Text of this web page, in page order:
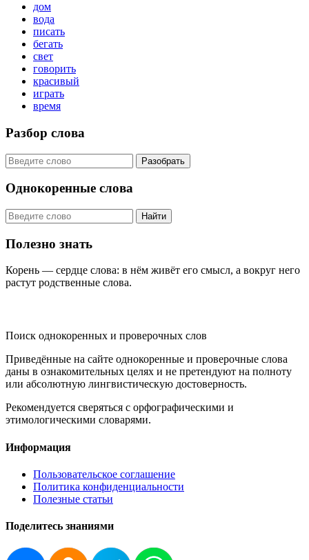
дом
вода
писать
бегать
свет
говорить
красивый
играть
время
Разбор слова
Разобрать
Однокоренные слова
Найти
Полезно знать
Корень — сердце слова: в нём живёт его смысл, а вокруг него
растут родственные слова.
Поиск однокоренных и проверочных слов
Приведённые на сайте однокоренные и проверочные слова
даны в ознакомительных целях и не претендуют на полноту
или абсолютную лингвистическую достоверность.
Рекомендуется сверяться с орфографическими и
этимологическими словарями.
Информация
Пользовательское соглашение
Политика конфиденциальности
Полезные статьи
Поделитесь знаниями